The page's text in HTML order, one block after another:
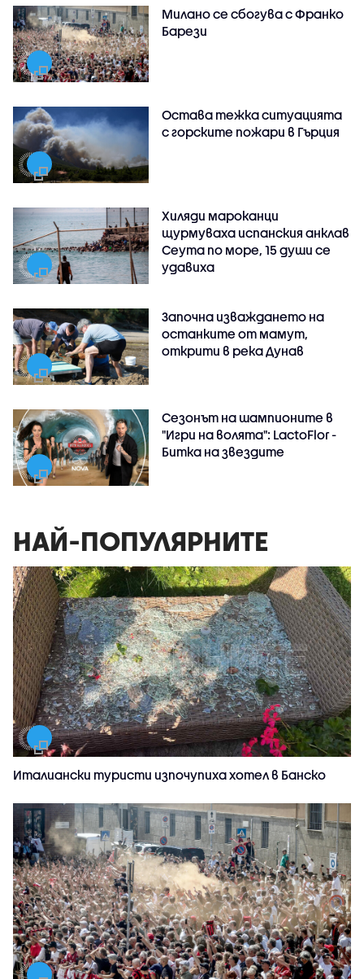
Милано се сбогува с Франко
Барези
Остава тежка ситуацията
с горските пожари в Гърция
Хиляди мароканци
щурмуваха испанския анклав
Сеута по море, 15 души се
удавиха
Започна изваждането на
останките от мамут,
открити в река Дунав
Сезонът на шампионите в
"Игри на волята": LactoFlor -
Битка на звездите
НАЙ-ПОПУЛЯРНИТЕ
Италиански туристи изпочупиха хотел в Банско